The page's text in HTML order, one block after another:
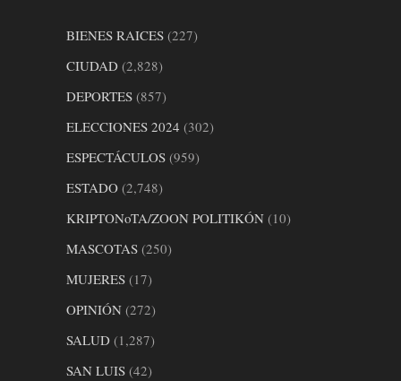
BIENES RAICES (227)
CIUDAD (2,828)
DEPORTES (857)
ELECCIONES 2024 (302)
ESPECTÁCULOS (959)
ESTADO (2,748)
KRIPTONoTA/ZOON POLITIKÓN (10)
MASCOTAS (250)
MUJERES (17)
OPINIÓN (272)
SALUD (1,287)
SAN LUIS (42)